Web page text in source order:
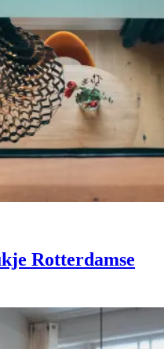
Rotterdamse